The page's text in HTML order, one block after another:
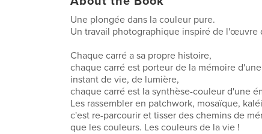
Une plongée dans la couleur pure.
Un travail photographique inspiré de l'œuvre
Chaque carré a sa propre histoire,
chaque carré est porteur de la mémoire
instant de vie, de lumière,
chaque carré est la synthèse-couleur d'une
Les rassembler en patchwork, mosaïque,
c'est re-parcourir et tisser des chemins de
que les couleurs. Les couleurs de la vie !